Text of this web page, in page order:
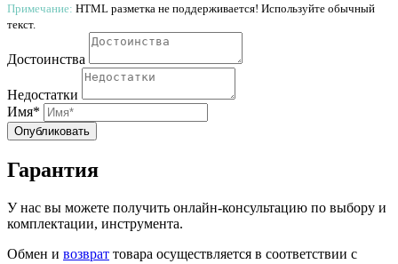
Примечание: HTML разметка не поддерживается! Используйте обычный
текст.
Достоинства
Недостатки
Имя*
Опубликовать
Гарантия
У нас вы можете получить онлайн-консультацию по выбору и
комплектации, инструмента.
Обмен и возврат товара осуществляется в соответствии с